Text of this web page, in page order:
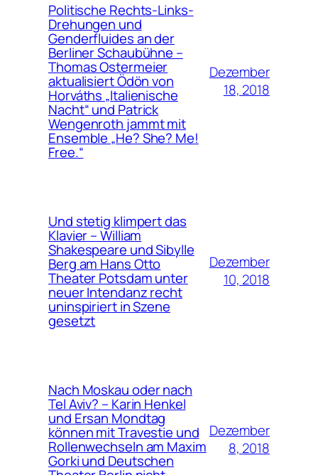
Politische Rechts-Links-
Drehungen und
Genderfluides an der
Berliner Schaubühne –
Thomas Ostermeier
aktualisiert Ödön von
Horváths „Italienische
Nacht“ und Patrick
Wengenroth jammt mit
Ensemble „He? She? Me!
Free.“
Dezember
18, 2018
Und stetig klimpert das
Klavier – William
Shakespeare und Sibylle
Berg am Hans Otto
Theater Potsdam unter
neuer Intendanz recht
uninspiriert in Szene
gesetzt
Dezember
10, 2018
Nach Moskau oder nach
Tel Aviv? – Karin Henkel
und Ersan Mondtag
können mit Travestie und
Rollenwechseln am Maxim
Gorki und Deutschen
Dezember
8, 2018